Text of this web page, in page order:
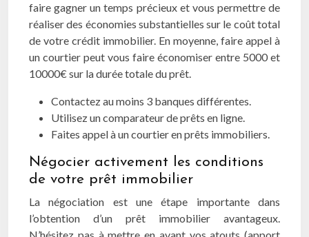
faire gagner un temps précieux et vous permettre de
réaliser des économies substantielles sur le coût total
de votre crédit immobilier. En moyenne, faire appel à
un courtier peut vous faire économiser entre 5000 et
10000€ sur la durée totale du prêt.
Contactez au moins 3 banques différentes.
Utilisez un comparateur de prêts en ligne.
Faites appel à un courtier en prêts immobiliers.
Négocier activement les conditions
de votre prêt immobilier
La négociation est une étape importante dans
l’obtention d’un prêt immobilier avantageux.